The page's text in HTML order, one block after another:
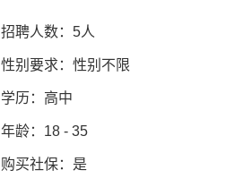
招聘人数：5人
性别要求：性别不限
学历：高中
年龄：18 - 35
购买社保：是